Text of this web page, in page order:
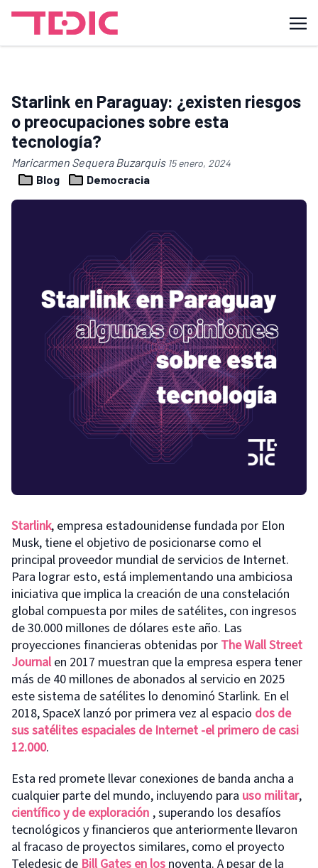
Starlink en Paraguay: ¿existen riesgos
o preocupaciones sobre esta
tecnología?
Maricarmen Sequera Buzarquis 15 enero, 2024
Blog Democracia
Starlink, empresa estadounidense fundada por Elon
Musk, tiene el objetivo de posicionarse como el
principal proveedor mundial de servicios de Internet.
Para lograr esto, está implementando una ambiciosa
iniciativa que implica la creación de una constelación
global compuesta por miles de satélites, con ingresos
de 30.000 millones de dólares este año. Las
proyecciones financieras obtenidas por The Wall Street
Journalen 2017 muestran que la empresa espera tener
más de 40 millones de abonados al servicio en 2025
este sistema de satélites lo denominó Starlink. En el
2018, SpaceX lanzó por primera vez al espacio dos de
sus satélites espaciales de Internet -el primero de casi
12.000.
Esta red promete llevar conexiones de banda ancha a
cualquier parte del mundo, incluyendo para uso militar,
científico y de exploración , superando los desafíos
tecnológicos y financieros que anteriormente llevaron
al fracaso de proyectos similares, como el proyecto
Teledesic de Bill Gates en los noventa. A pesar de la